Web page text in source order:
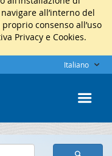
all’interno del
consenso all’uso
Privacy e Cookies.
Italiano